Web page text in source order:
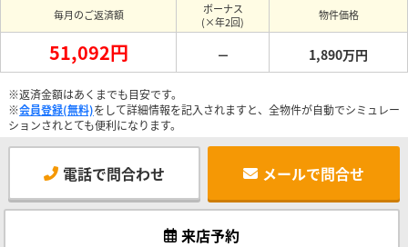
毎月のご返済額
ボーナス
(×年2回)
物件価格
51,092円 － 1,890万円
※返済金額はあくまでも目安です。
※会員登録(無料)をして詳細情報を記入されますと、全物件が自動でシミュレー
ションされとても便利になります。
電話で問合わせ メールで問合せ
来店予約